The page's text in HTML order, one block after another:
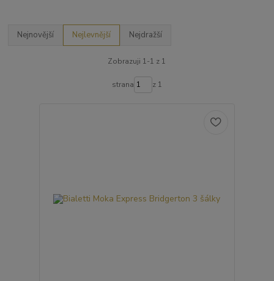
Nejnovější Nejlevnější Nejdražší
Zobrazuji 1-1 z 1
strana z 1